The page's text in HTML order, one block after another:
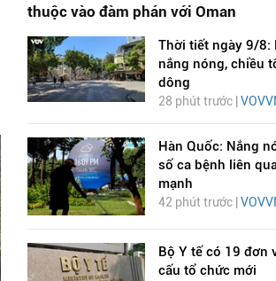
thuộc vào đàm phán với Oman
Thời tiết ngày 9/8:
nắng nóng, chiều
dông
28 phút trước |
Hàn Quốc: Nắng
số ca bệnh liên
mạnh
42 phút trước |
Bộ Y tế có 19 đơn
cấu tổ chức mới